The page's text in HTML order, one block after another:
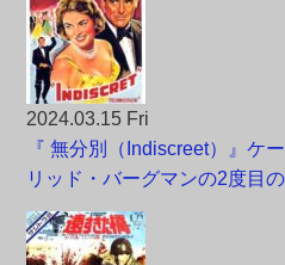
2024.03.15 Fri
『 無分別（Indiscreet）』ケ
リッド・バーグマンの2度目